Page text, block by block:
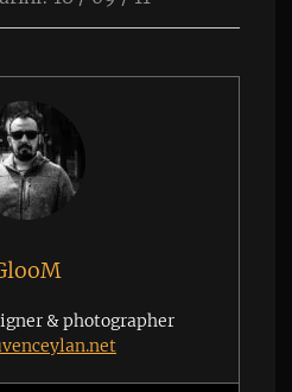
& photographer